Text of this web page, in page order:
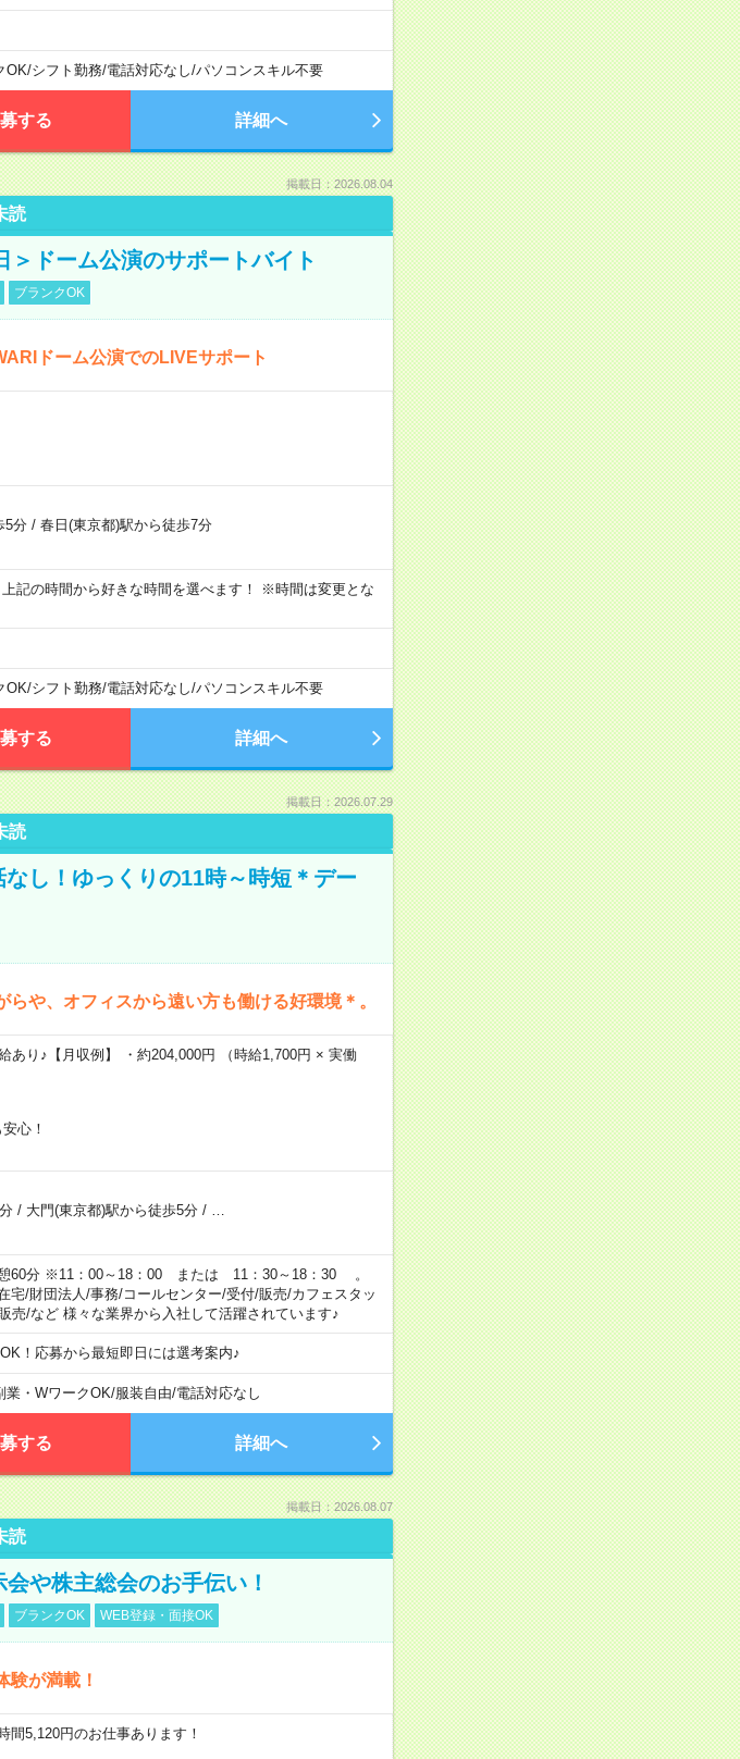
OK/シフト勤務/電話対応なし/パソコンスキル不要
する 詳細へ
掲載日：2026.08.04
読
＞ドーム公演のサポートバイト
ブランクOK
ドーム公演でのLIVEサポート
5分/ 春日(東京都)駅から徒歩7分
記の時間から好きな時間を選べます！ ※時間は変更とな
OK/シフト勤務/電話対応なし/パソコンスキル不要
する 詳細へ
掲載日：2026.07.29
読
し！ゆっくりの11時～時短＊デー
や、オフィスから遠い方も働ける好環境＊。
り♪【月収例】 ・約204,000円 （時給1,700円 × 実働
心！
/ 大門(東京都)駅から徒歩5分/ …
60分 ※11：00～18：00 または 11：30～18：30 。
宅/財団法人/事務/コールセンター/受付/販売/カフェスタッ
売/など 様々な業界から入社して活躍されています♪
！応募から最短即日には選考案内♪
業・WワークOK/服装自由/電話対応なし
する 詳細へ
掲載日：2026.08.07
読
や株主総会のお手伝い！
ブランクOK WEB登録・面接OK
験が満載！
5,120円のお仕事あります！